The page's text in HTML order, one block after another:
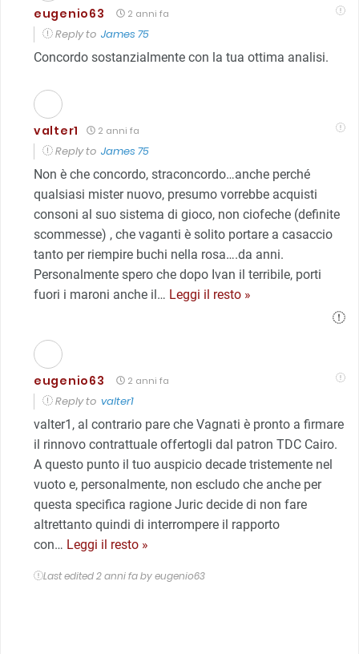
eugenio63 2 anni fa
Reply to James 75
Concordo sostanzialmente con la tua ottima analisi.
valter1 2 anni fa
Reply to James 75
Non è che concordo, straconcordo…anche perché
qualsiasi mister nuovo, presumo vorrebbe acquisti
consoni al suo sistema di gioco, non ciofeche (definite
scommesse) , che vaganti è solito portare a casaccio
tanto per riempire buchi nella rosa….da anni.
Personalmente spero che dopo Ivan il terribile, porti
fuori i maroni anche il… Leggi il resto »
eugenio63 2 anni fa
Reply to valter1
valter1, al contrario pare che Vagnati è pronto a firmare
il rinnovo contrattuale offertogli dal patron TDC Cairo.
A questo punto il tuo auspicio decade tristemente nel
vuoto e, personalmente, non escludo che anche per
questa specifica ragione Juric decide di non fare
altrettanto quindi di interrompere il rapporto
con… Leggi il resto »
Last edited 2 anni fa by eugenio63